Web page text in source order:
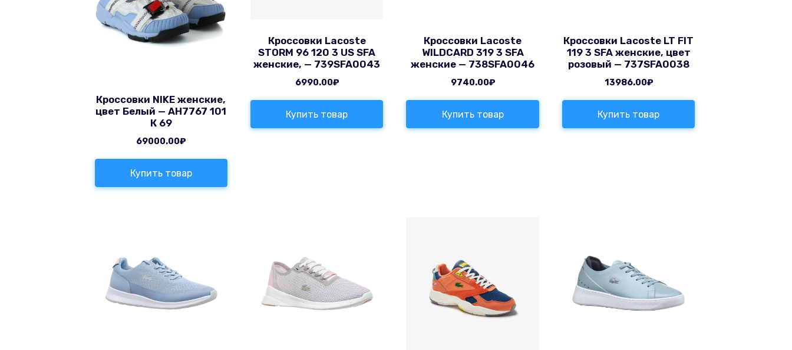
Кроссовки NIKE женские,
цвет Белый — AH7767 101
К 69
69000.00₽
Купить товар
Кроссовки Lacoste
STORM 96 120 3 US SFA
женские, — 739SFA0043
6990.00₽
Купить товар
Кроссовки Lacoste
WILDCARD 319 3 SFA
женские — 738SFA0046
9740.00₽
Купить товар
Кроссовки Lacoste LT FIT
119 3 SFA женские, цвет
розовый — 737SFA0038
13986.00₽
Купить товар